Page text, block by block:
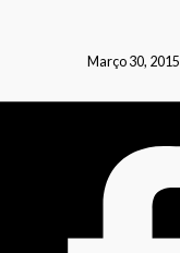
Março 30, 2015